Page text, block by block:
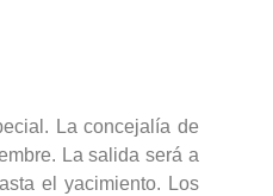
La concejalía de
La salida será a
el yacimiento. Los